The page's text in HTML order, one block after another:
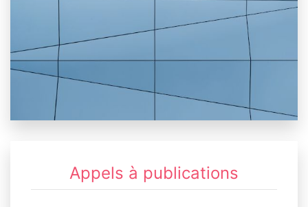
Appels à publications